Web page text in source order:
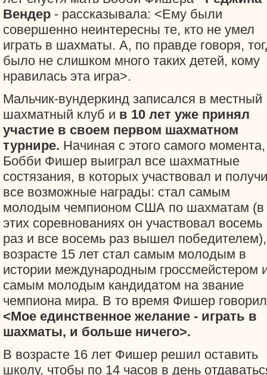
Вендер - рассказывала: <Ему были
совершенно неинтересны те, кто не умел
играть в шахматы. А, по правде говоря,
было не слишком много таких детей, кому
нравилась эта игра>.
Мальчик-вундеркинд записался в местный
шахматный клуб и в 10 лет уже принял
участие в своем первом шахматном
турнире. Начиная с этого самого момента,
Бобби Фишер выиграл все шахматные
состязания, в которых участвовал и
все возможные награды: стал самым
молодым чемпионом США по шахматам (в
этих соревнованиях он участвовал восемь
раз и все восемь раз вышел
возрасте 15 лет стал самым молодым в
истории международным гроссмейстером
самым молодым кандидатом на звание
чемпиона мира. В то время Фишер
<Мое единственное желание - играть в
шахматы, и больше ничего>.
В возрасте 16 лет Фишер решил оставить
школу, чтобы по 14 часов в день